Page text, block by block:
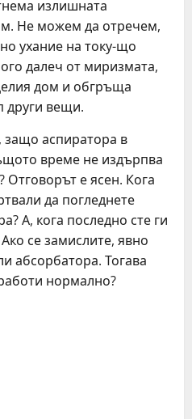
излишната
Не можем да отречем,
ухание на току-що
далеч от миризмата,
дом и обгръща
други вещи.
защо аспиратора в
време не издърпва
е ясен. Кога
да погледнете
А, кога последно сте ги
се замислите, явно
абсорбатора. Тогава
нормално?